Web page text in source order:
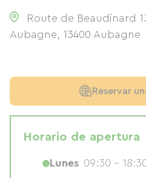
Route de Beaudinard
Aubagne, 13400 Aubagne
Reservar
Horario de apertura
Lunes 09:30 -